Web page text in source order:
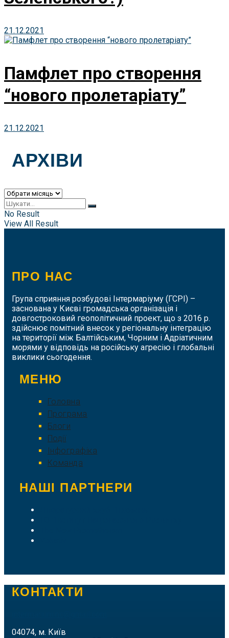
21.12.2021
Памфлет про створення
“нового пролетаріату”
21.12.2021
АРХІВИ
Архіви
No Result
View All Result
ПРО НАС
Група сприяння розбудові Інтермаріуму (ГСРІ) –
заснована у Києві громадська організація і
довгостроковий геополітичний проект, що з 2016 р.
здійснює помітний внесок у регіональну інтеграцію
на території між Балтійським, Чорним і Адріатичним
морями у відповідь на російську агресію і глобальні
виклики сьогодення.
МЕНЮ
Головна
Програма
Блоги
Події
Інфографіка
Команда
НАШІ ПАРТНЕРИ
КОНТАКТИ
04074, м. Київ